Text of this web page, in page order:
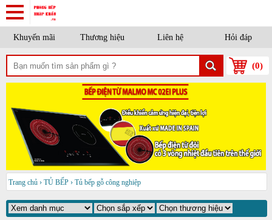
Khuyến mãi Thương hiệu Liên hệ Hỏi đáp
(0)
Trang chủ › TỦ BẾP › Tủ bếp gỗ công nghiệp